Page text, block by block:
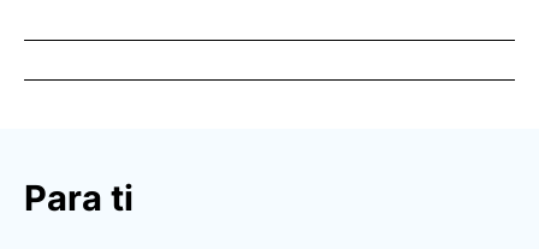
Para ti